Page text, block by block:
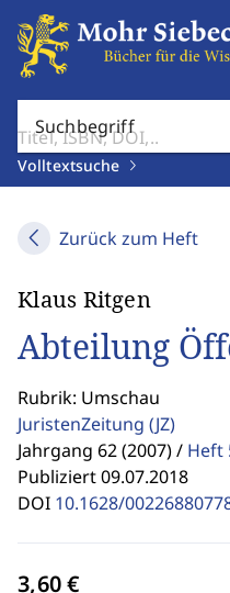
Suchbegriff
Volltextsuche
Zurück zum Heft
Klaus Ritgen
Abteilung
Rubrik: Umschau
JuristenZeitung (JZ)
Jahrgang 62 (2007) / Heft
Publiziert 09.07.2018
DOI 10.1628/